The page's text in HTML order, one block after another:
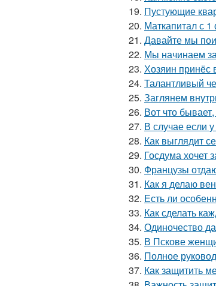
19. Пустующие
20. Маткапитал с
21. Давайте мы
22. Мы начинаем
23. Хозяин принёс
24. Талантливый
25. Заглянем
26. Вот что
27. В случае если
28. Как выглядит
29. Госдума хочет
30. Французы
31. Как я делаю
32. Есть ли
33. Как сделать
34. Одиночество
35. В Пскове
36. Полное
37. Как защитить